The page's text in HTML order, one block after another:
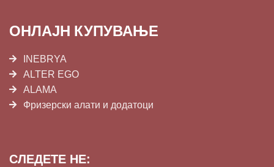
ОНЛАЈН КУПУВАЊЕ
INEBRYA
ALTER EGO
ALAMA
Фризерски алати и додатоци
СЛЕДЕТЕ НЕ: